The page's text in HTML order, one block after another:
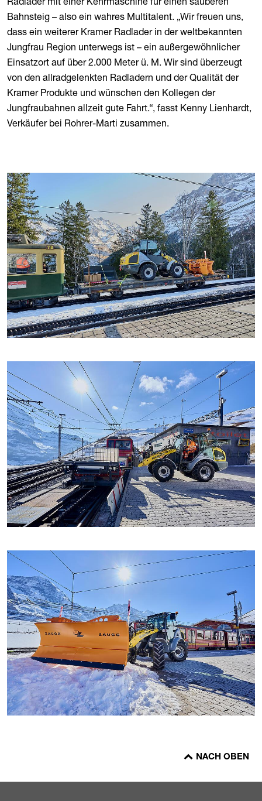
Bahnsteig – also ein wahres Multitalent. „Wir freuen uns,
dass ein weiterer Kramer Radlader in der weltbekannten
Jungfrau Region unterwegs ist – ein außergewöhnlicher
Einsatzort auf über 2.000 Meter ü. M. Wir sind überzeugt
von den allradgelenkten Radladern und der Qualität der
Kramer Produkte und wünschen den Kollegen der
Jungfraubahnen allzeit gute Fahrt.“, fasst Kenny Lienhardt,
Verkäufer bei Rohrer-Marti zusammen.
NACH OBEN